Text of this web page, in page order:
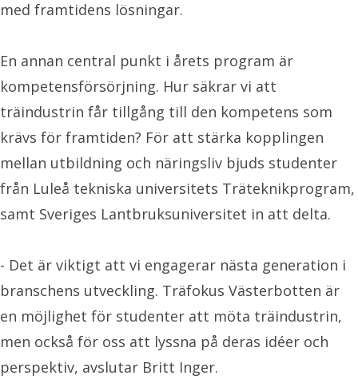
med framtidens lösningar.
En annan central punkt i årets program är
kompetensförsörjning. Hur säkrar vi att
träindustrin får tillgång till den kompetens som
krävs för framtiden? För att stärka kopplingen
mellan utbildning och näringsliv bjuds studenter
från Luleå tekniska universitets Träteknikprogram,
samt Sveriges Lantbruksuniversitet in att delta.
- Det är viktigt att vi engagerar nästa generation i
branschens utveckling. Träfokus Västerbotten är
en möjlighet för studenter att möta träindustrin,
men också för oss att lyssna på deras idéer och
perspektiv, avslutar Britt Inger.